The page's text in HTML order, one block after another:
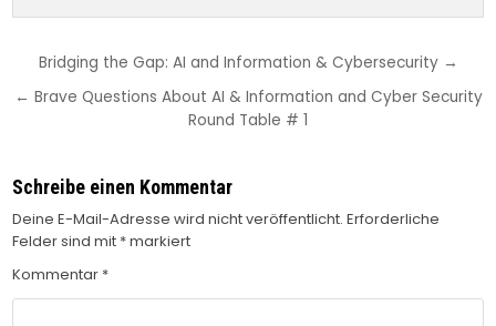
Beitragsnavigation
Bridging the Gap: AI and Information & Cybersecurity →
← Brave Questions About AI & Information and Cyber Security
Round Table # 1
Schreibe einen Kommentar
Deine E-Mail-Adresse wird nicht veröffentlicht. Erforderliche
Felder sind mit *markiert
Kommentar *